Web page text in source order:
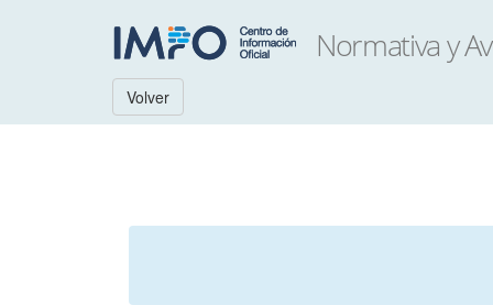
Volver